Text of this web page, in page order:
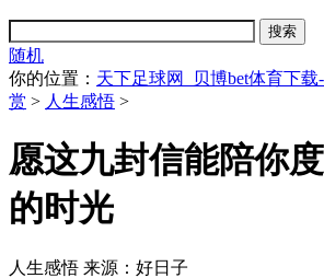
随机
你的位置： 天下足球网_贝博bet体育下载
赏 > 人生感悟 >
愿这九封信能陪你
的时光
人生感悟 来源：好日子